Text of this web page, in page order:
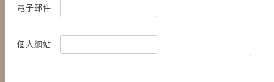
電子郵件
個人網站